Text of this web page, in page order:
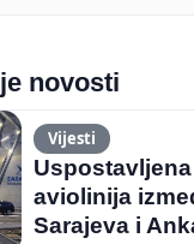
novosti
Vijesti
aviolinija
Sarajeva i